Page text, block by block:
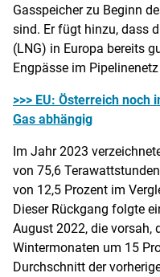
Gasspeicher zu Beginn
sind. Er fügt hinzu, dass
(LNG) in Europa bereits
Engpässe im
>>> EU: Österreich
Gas abhängig
Im Jahr 2023
von 75,6
von 12,5 Prozent im
Dieser Rückgang folgte
August 2022, die vorsah,
Wintermonaten um 15
Durchschnitt der